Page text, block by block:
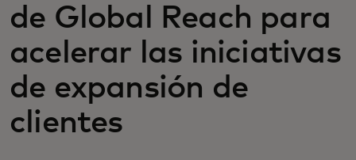
Noticias y tendencias
de Global Reach para
acelerar las iniciativas
de expansión de
clientes